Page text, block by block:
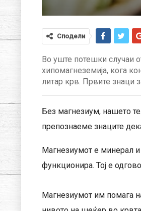
Сподели
Во уште потешки случаи
хипомагнеземија, кога
литар крв. Првите знаци
Без магнезиум, нашето
препознаеме знаците
Магнезиумот е минерал и
функционира. Тој е
Магнезиумот им помага